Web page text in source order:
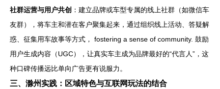
社群运营与用户共创 ：建立品牌或车型专属的线上社群（如微信车
友群），将车主和潜在客户聚集起来，通过组织线上活动、答疑解
惑、征集用车故事等方式， fostering a sense of community. 鼓励
用户生成内容（UGC），让真实车主成为品牌最好的“代言人”，这
种口碑传播远比单向广告更有说服力。
三、滁州实践：区域特色与互联网玩法的结合